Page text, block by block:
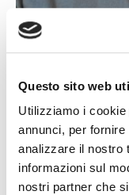
Questo sito web
Utilizziamo i
annunci, per
analizzare il nostro
informazioni sul
nostri partner che